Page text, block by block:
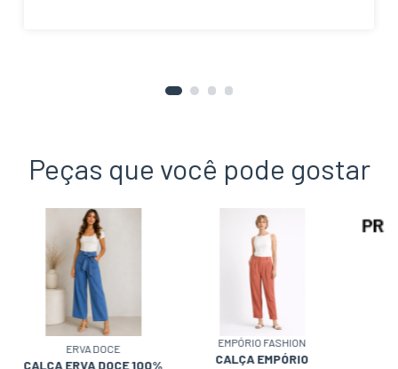
Peças que você pode gostar
ERVA DOCE
CALÇA ERVA DOCE 100%
EMPÓRIO FASHION
CALÇA EMPÓRIO